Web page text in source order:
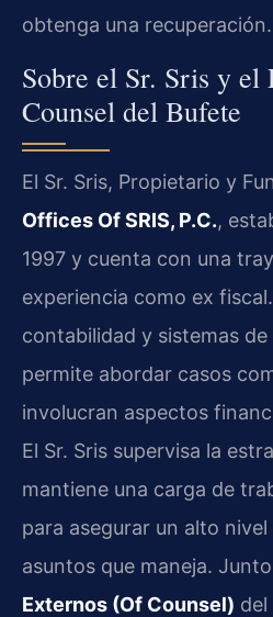
obtenga una recuperación.
Sobre el Sr. Sris y el
Counsel del Bufete
El Sr. Sris, Propietario y
Offices Of SRIS, P.C.,
1997 y cuenta con una
experiencia como ex
contabilidad y sistemas
permite abordar casos
involucran aspectos
El Sr. Sris supervisa la
mantiene una carga de
para asegurar un alto
asuntos que maneja.
Externos (Of Counsel) del